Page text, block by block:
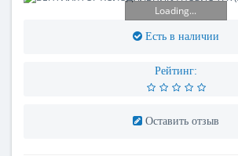
Loading...
Есть в наличии
Рейтинг:
Оставить отзыв